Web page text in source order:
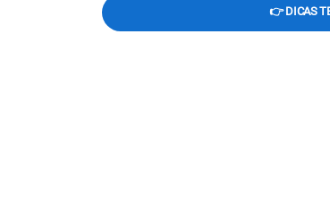
👉 DICAS